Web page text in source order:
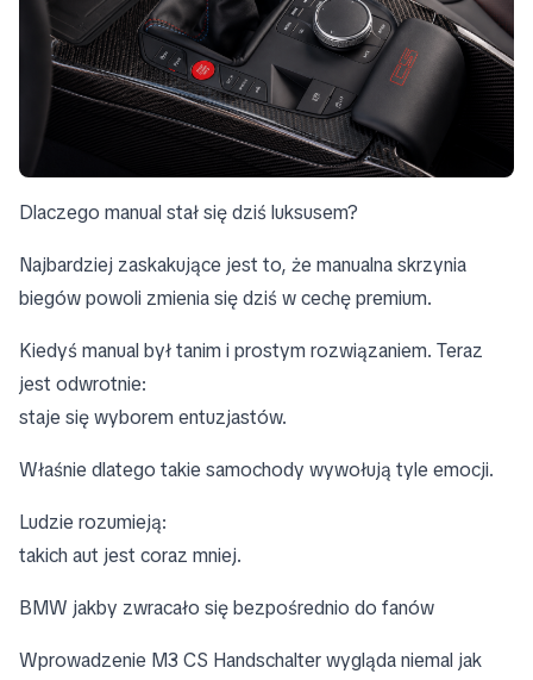
Dlaczego manual stał się dziś luksusem?
Najbardziej zaskakujące jest to, że manualna skrzynia
biegów powoli zmienia się dziś w cechę premium.
Kiedyś manual był tanim i prostym rozwiązaniem. Teraz
jest odwrotnie:
staje się wyborem entuzjastów.
Właśnie dlatego takie samochody wywołują tyle emocji.
Ludzie rozumieją:
takich aut jest coraz mniej.
BMW jakby zwracało się bezpośrednio do fanów
Wprowadzenie M3 CS Handschalter wygląda niemal jak